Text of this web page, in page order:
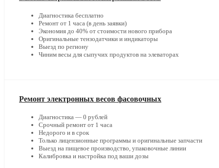
Диагностика бесплатно
Ремонт от 1 часа (в день заявки)
Экономия до 40% от стоимости нового прибора
Оригинальные тензодатчики и индикаторы
Выезд по региону
Чиним весы для сыпучих продуктов на элеваторах
Ремонт электронных весов фасовочных
Диагностика — 0 рублей
Срочный ремонт от 1 часа
Недорого и в срок
Только лицензионные программы и оригинальные запчасти
Выезд на пищевое производство, упаковочные линии
Калибровка и настройка под ваши дозы